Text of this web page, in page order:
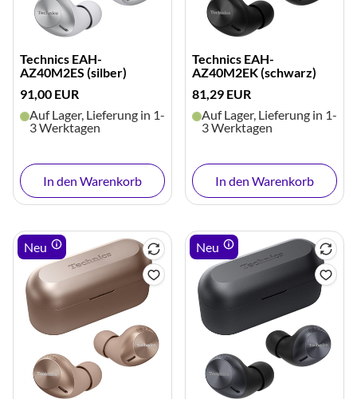
Technics EAH-
AZ40M2ES (silber)
91,00 EUR
Auf Lager, Lieferung in 1-
3 Werktagen
In den Warenkorb
Technics EAH-
AZ40M2EK (schwarz)
81,29 EUR
Auf Lager, Lieferung in 1-
3 Werktagen
In den Warenkorb
Neu Neu